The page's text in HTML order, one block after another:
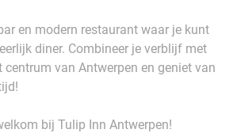
en modern restaurant waar je kunt
diner. Combineer je verblijf met
centrum van Antwerpen en geniet van
bij Tulip Inn Antwerpen!